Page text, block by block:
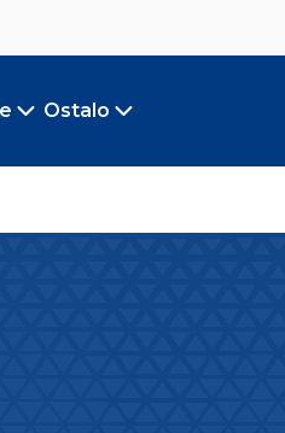
Toggle submenu
Ostalo
Toggle